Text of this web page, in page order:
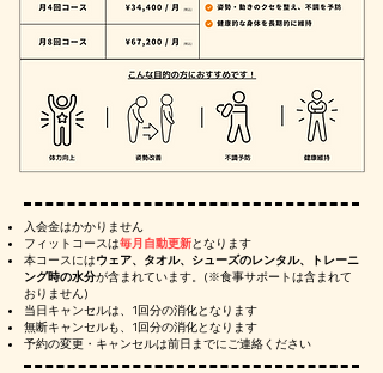
入会金はかかりません
フィットコースは毎月自動更新となります
本コースにはウェア、タオル、シューズのレンタル、トレーニ
ング時の水分が含まれています。(※食事サポートは含まれて
おりません)
当日キャンセルは、1回分の消化となります
無断キャンセルも、1回分の消化となります
予約の変更・キャンセルは前日までにご連絡ください